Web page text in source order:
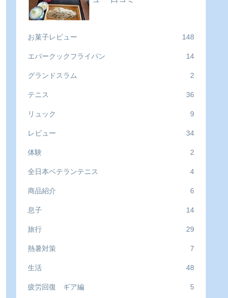
お菓子レビュー 148
エバークックフライパン 14
グランドスラム 2
テニス 36
リュック 9
レビュー 34
体験 2
全日本ベテランテニス 4
商品紹介 6
息子 14
旅行 29
熱暑対策 7
生活 48
疲労回復 ギア編 5